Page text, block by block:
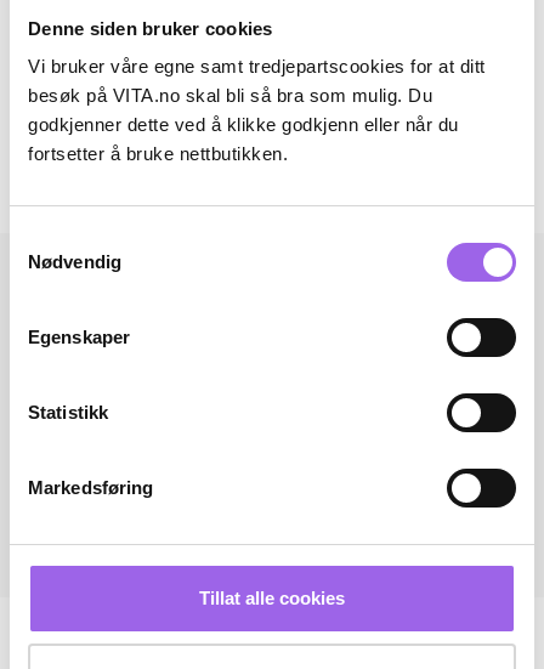
Denne siden bruker cookies
Vi bruker våre egne samt tredjepartscookies for at ditt
besøk på VITA.no skal bli så bra som mulig. Du
godkjenner dette ved å klikke godkjenn eller når du
fortsetter å bruke nettbutikken.
Nødvendig
Egenskaper
Statistikk
Markedsføring
Tillat alle cookies
Ingredienser
Artikkelnummer: 032823049
Omtaler